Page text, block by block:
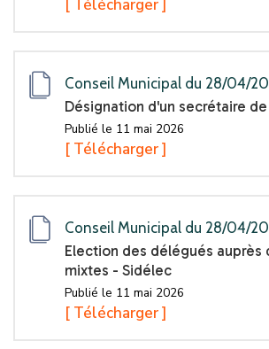
[ Télécharger ]
Conseil Municipal du 28/04/
Désignation d'un secrétaire
Publié le 11 mai 2026
[ Télécharger ]
Conseil Municipal du 28/04/
Election des délégués auprès
mixtes - Sidélec
Publié le 11 mai 2026
[ Télécharger ]